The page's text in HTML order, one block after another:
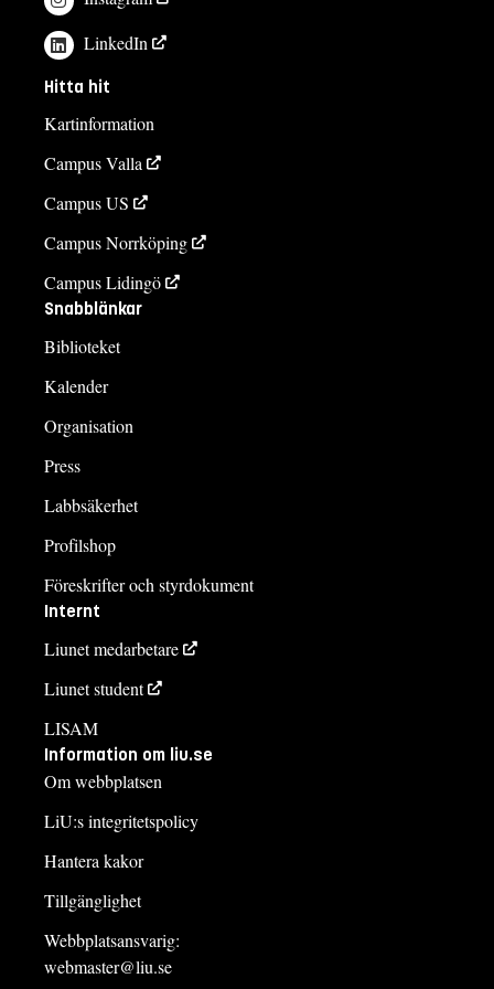
KursplanLinkedIn
Hitta hit
Kartinformation
Campus Valla
Campus US
Campus Norrköping
Campus Lidingö
Snabblänkar
Biblioteket
Kalender
Organisation
Press
Labbsäkerhet
Profilshop
Föreskrifter och styrdokument
Internt
Liunet medarbetare
Liunet student
LISAM
Information om liu.se
Om webbplatsen
LiU:s integritetspolicy
Hantera kakor
Tillgänglighet
Webbplatsansvarig:
webmaster@liu.se